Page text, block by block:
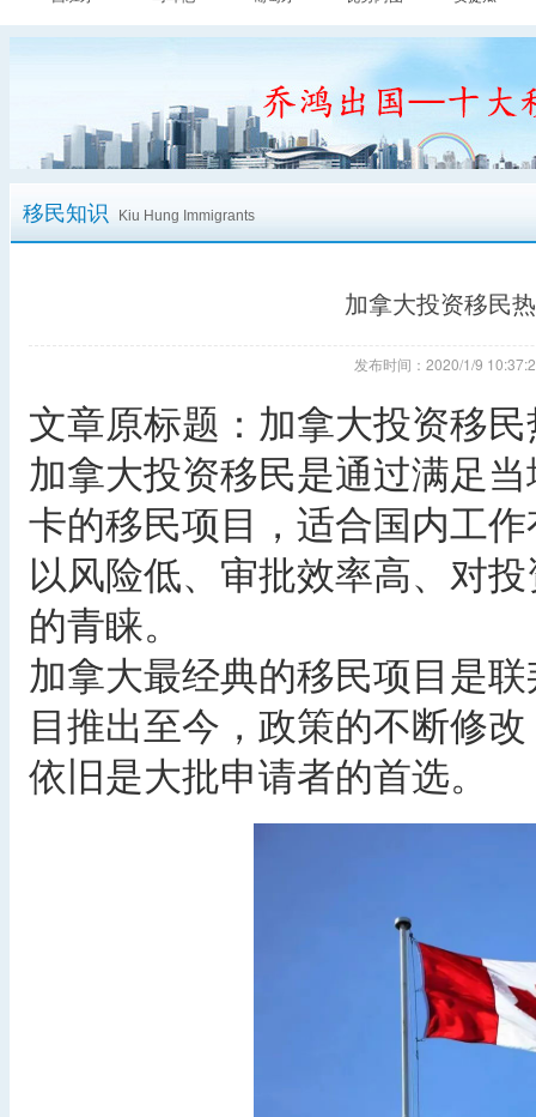
移民知识 Kiu Hung Immigrants
加拿大投资移民
发布时间：2020/1/9
文章原标题：加拿大投资移
加拿大投资移民是通过满足
卡的移民项目，适合国内工
以风险低、审批效率高、对
的青睐。
加拿大最经典的移民项目是
目推出至今，政策的不断修
依旧是大批申请者的首选。